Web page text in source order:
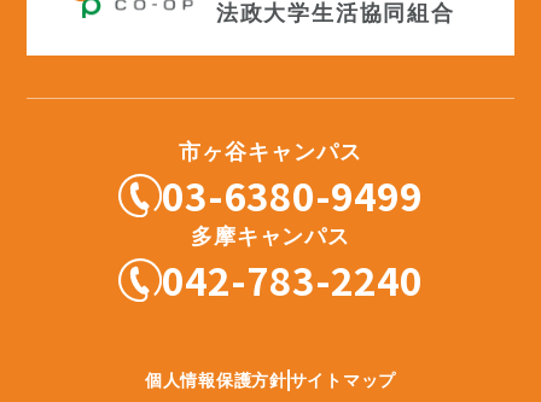
法政大学生活協同組合
市ヶ谷キャンパス
03-6380-9499
多摩キャンパス
042-783-2240
個人情報保護方針サイトマップ